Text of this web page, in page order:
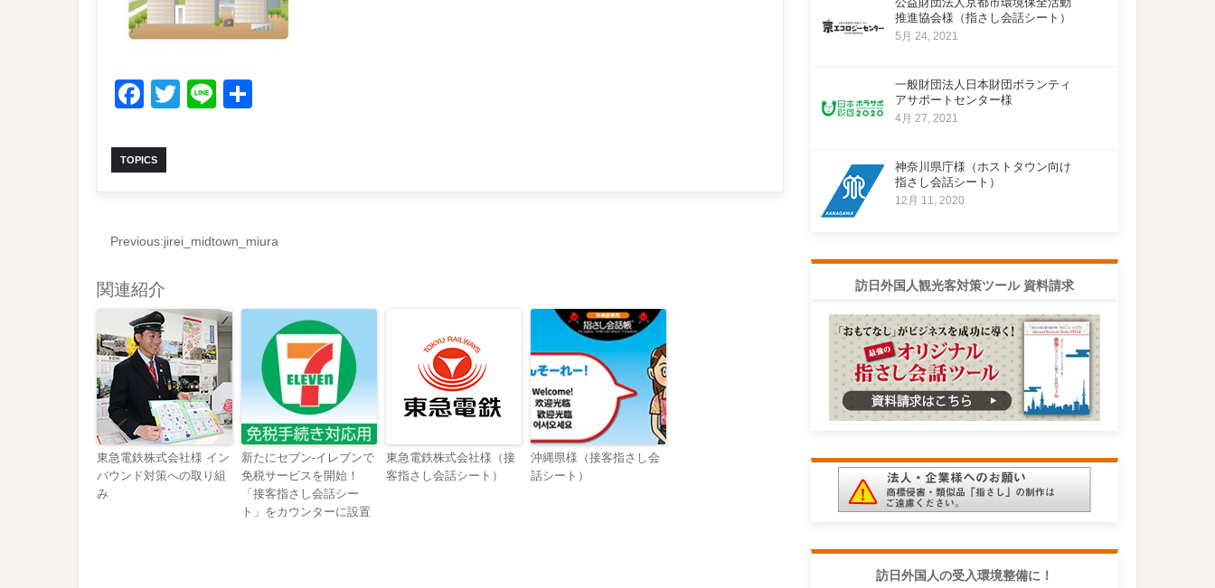
Facebook
Twitter
Line
TOPICS
Previous:jirei_midtown_miura
関連紹介
東急電鉄株式会社様 イン
バウンド対策への取り組
み
新たにセブン-イレブンで
免税サービスを開始！
「接客指さし会話シー
ト」をカウンターに設置
東急電鉄株式会社様（接
客指さし会話シート）
沖縄県様（接客指さし会
話シート）
推進協会様（指さし会話シート）
5月 24, 2021
一般財団法人日本財団ボランティ
アサポートセンター様
4月 27, 2021
神奈川県庁様（ホストタウン向け
指さし会話シート）
12月 11, 2020
訪日外国人観光客対策ツール 資料請求
訪日外国人の受入環境整備に！